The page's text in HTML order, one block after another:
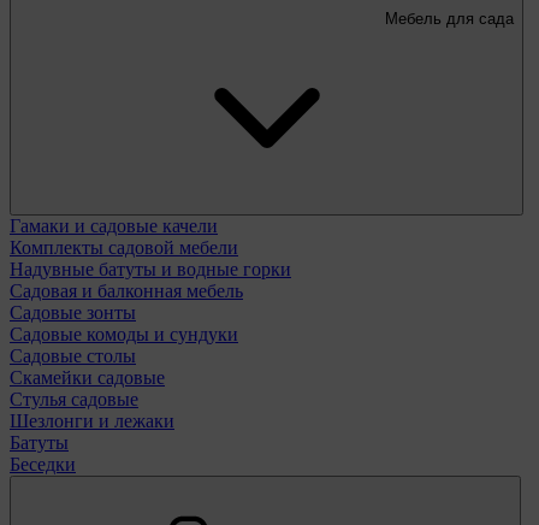
Мебель для сада
Гамаки и садовые качели
Комплекты садовой мебели
Надувные батуты и водные горки
Садовая и балконная мебель
Садовые зонты
Садовые комоды и сундуки
Садовые столы
Скамейки садовые
Стулья садовые
Шезлонги и лежаки
Батуты
Беседки